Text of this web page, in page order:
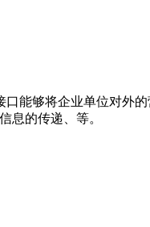
能够将企业单位对外
息的传递、等。